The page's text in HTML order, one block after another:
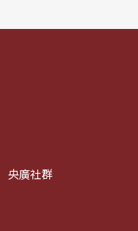
央廣社群